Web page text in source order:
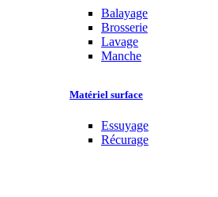
Balayage
Brosserie
Lavage
Manche
Matériel surface
Essuyage
Récurage